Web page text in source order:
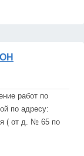
работ по
по адресу:
( от д. № 65 по